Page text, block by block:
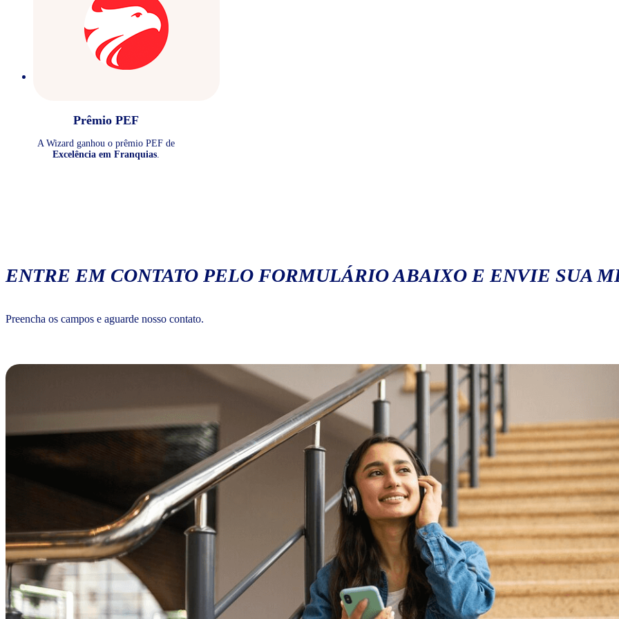
Prêmio PEF
A Wizard ganhou o prêmio PEF de
Excelência em Franquias.
ENTRE EM CONTATO PELO FORMULÁRIO ABAIXO E ENVIE SUA
Preencha os campos e aguarde nosso contato.